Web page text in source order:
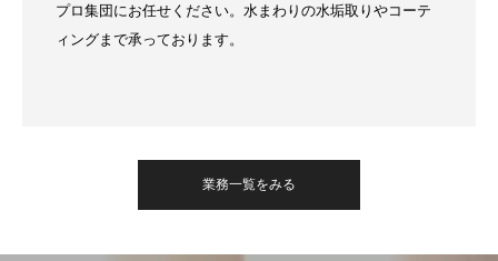
プロ集団にお任せください。水まわりの水垢取りやコーテ
ィングまで承っております。
業務一覧をみる